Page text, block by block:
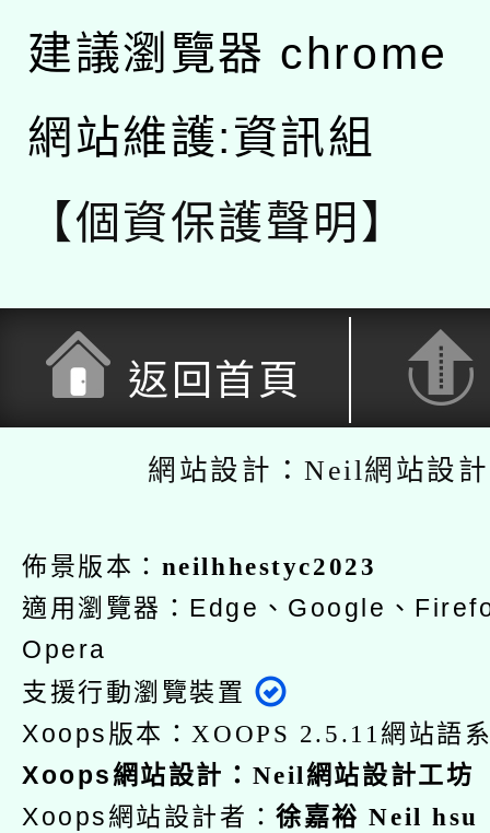
建議瀏覽器 chrome
網站維護:資訊組
【個資保護聲明】
返回首頁
網站設計：Neil網站設
佈景版本： neilhhestyc2023
適用瀏覽器：Edge、Google、
Opera
支援行動瀏覽裝置
Xoops版本：XOOPS 2.5.11 網站語
Xoops網站設計 ： Neil網站設計工坊
Xoops網站設計者：徐嘉裕 Neil hsu